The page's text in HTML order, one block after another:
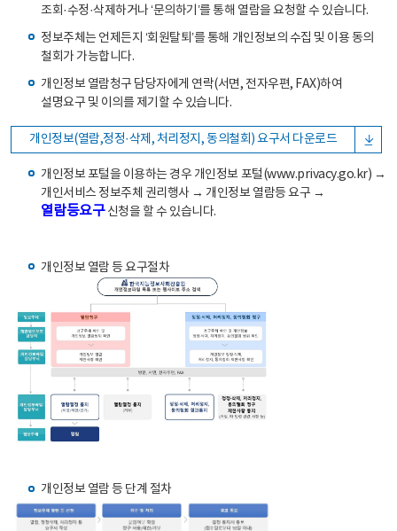
조회·수정·삭제하거나 ‘문의하기’를 통해 열람을 요청할 수 있습니다.
정보주체는 언제든지 ‘회원탈퇴’를 통해 개인정보의 수집 및 이용 동의
철회가 가능합니다.
개인정보 열람청구 담당자에게 연락(서면, 전자우편, FAX)하여
설명요구 및 이의를 제기할 수 있습니다.
개인정보(열람,정정·삭제, 처리정지, 동의철회) 요구서 다운로드
개인정보 포털을 이용하는 경우 개인정보 포털(www.privacy.go.kr) →
개인서비스 정보주체 권리행사 → 개인정보 열람등 요구 →
열람등요구신청을 할 수 있습니다.
개인정보 열람 등 요구절차
개인정보 열람 등 단계 절차